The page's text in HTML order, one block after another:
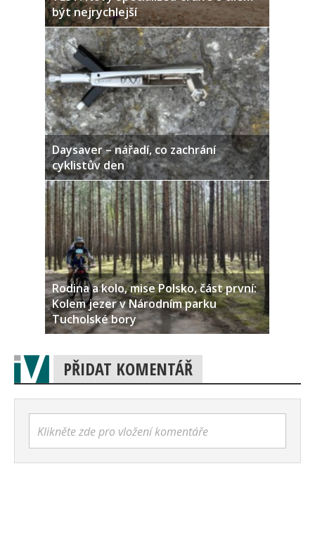
být nejrychlejší
Daysaver – nářadí, co zachrání
cyklistův den
Rodina a kolo, mise Polsko, část první:
Kolem jezer v Národním parku
Tucholské bory
PŘIDAT KOMENTÁŘ
Klikněte zde pro vložení komentáře